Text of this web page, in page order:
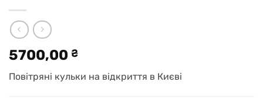
5700,00 ₴
Повітряні кульки на відкриття в Києві